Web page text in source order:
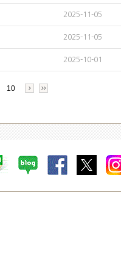
2025-11-05
2025-11-05
2025-10-01
10